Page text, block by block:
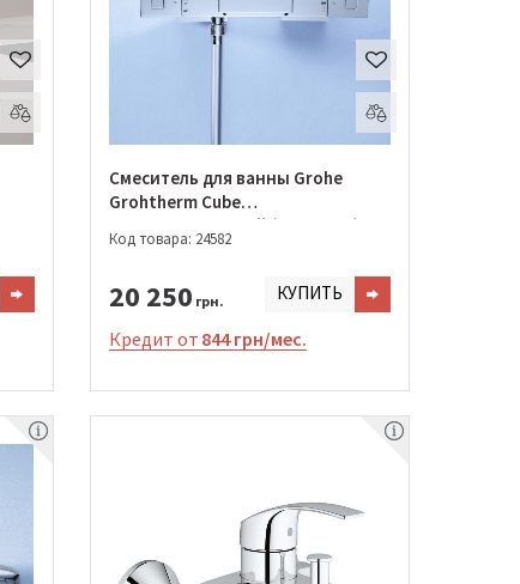
Смеситель для ванны Grohe
Grohtherm Cube
термостатический (34497000)
Код товара: 24582
20 250 грн. КУПИТЬ
Кредит от 844 грн/мес.